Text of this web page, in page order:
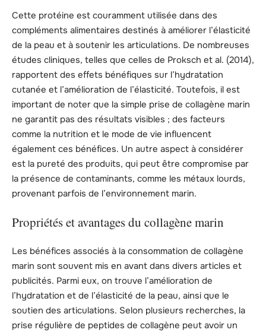
Cette protéine est couramment utilisée dans des
compléments alimentaires destinés à améliorer l’élasticité
de la peau et à soutenir les articulations. De nombreuses
études cliniques, telles que celles de Proksch et al. (2014),
rapportent des effets bénéfiques sur l’hydratation
cutanée et l’amélioration de l’élasticité. Toutefois, il est
important de noter que la simple prise de collagène marin
ne garantit pas des résultats visibles ; des facteurs
comme la nutrition et le mode de vie influencent
également ces bénéfices. Un autre aspect à considérer
est la pureté des produits, qui peut être compromise par
la présence de contaminants, comme les métaux lourds,
provenant parfois de l’environnement marin.
Propriétés et avantages du collagène marin
Les bénéfices associés à la consommation de collagène
marin sont souvent mis en avant dans divers articles et
publicités. Parmi eux, on trouve l’amélioration de
l’hydratation et de l’élasticité de la peau, ainsi que le
soutien des articulations. Selon plusieurs recherches, la
prise régulière de peptides de collagène peut avoir un